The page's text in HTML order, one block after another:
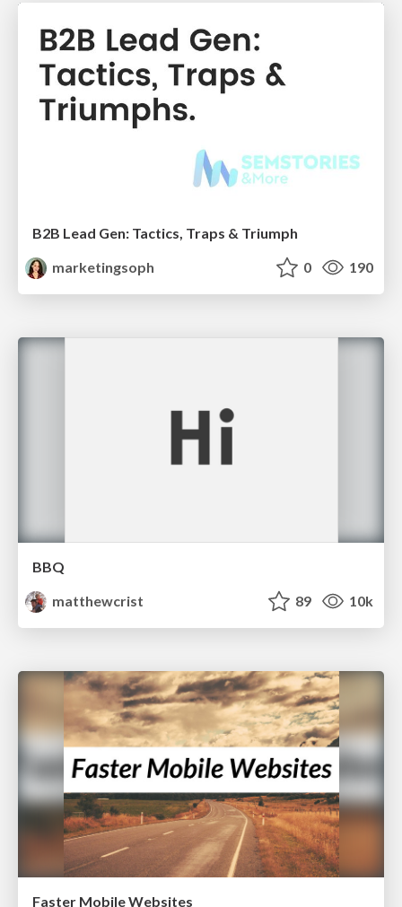
B2B Lead Gen: Tactics, Traps & Triumph
marketingsoph
0 190
BBQ
matthewcrist
89 10k
Faster Mobile Websites